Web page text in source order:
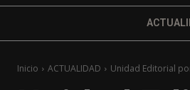
Inicio ACTUALIDAD Unidad Editorial